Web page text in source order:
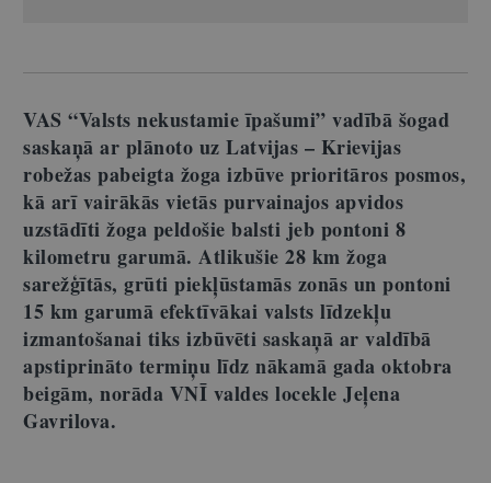
VAS “Valsts nekustamie īpašumi” vadībā šogad
saskaņā ar plānoto uz Latvijas – Krievijas
robežas pabeigta žoga izbūve prioritāros posmos,
kā arī vairākās vietās purvainajos apvidos
uzstādīti žoga peldošie balsti jeb pontoni 8
kilometru garumā. Atlikušie 28 km žoga
sarežģītās, grūti piekļūstamās zonās un pontoni
15 km garumā efektīvākai valsts līdzekļu
izmantošanai tiks izbūvēti saskaņā ar valdībā
apstiprināto termiņu līdz nākamā gada oktobra
beigām, norāda VNĪ valdes locekle Jeļena
Gavrilova.